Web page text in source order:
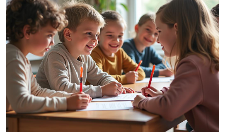
Najczęściej zadawane pytania
Jak uczyć dziecko niderlandzkiego, jeśli sam/sama nie
mówię po niderlandzku?
Jaki jest najlepszy wiek, by zacząć uczyć dziecko
niderlandzkiego?
Jak długo potrwa, zanim moje dziecko zacznie mówić
po niderlandzku?
Czy powinienem poprawiać błędy dziecka w